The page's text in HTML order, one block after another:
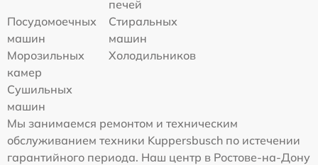
печей
Посудомоечных
машин
Стиральных
машин
Морозильных
камер
Холодильников
Сушильных
машин
Мы занимаемся ремонтом и техническим
обслуживанием техники Kuppersbusch по истечении
гарантийного периода. Наш центр в Ростове-на-Дону